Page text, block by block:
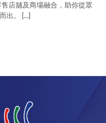
店舖及商場融合，助你從眾
出。 [...]